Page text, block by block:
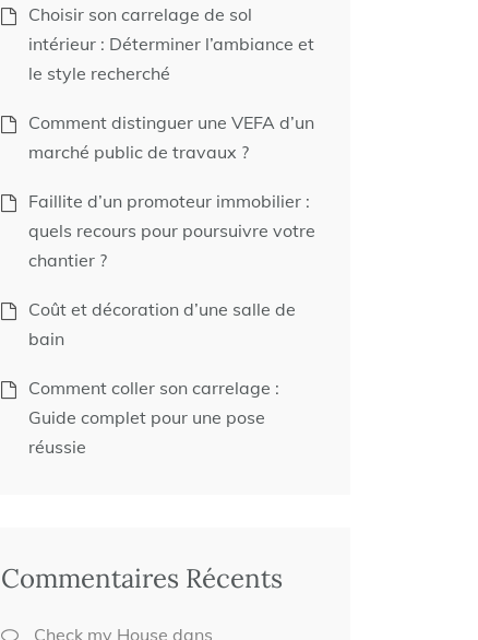
Choisir son carrelage de sol
intérieur : Déterminer l’ambiance et
le style recherché
Comment distinguer une VEFA d’un
marché public de travaux ?
Faillite d’un promoteur immobilier :
quels recours pour poursuivre votre
chantier ?
Coût et décoration d’une salle de
bain
Comment coller son carrelage :
Guide complet pour une pose
réussie
Commentaires Récents
Check my House dans